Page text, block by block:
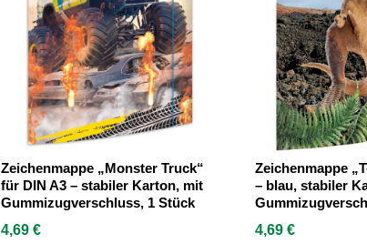
Zeichenmappe „Monster Truck“
für DIN A3 – stabiler Karton, mit
Gummizugverschluss, 1 Stück
4,69€
Zeichenmappe
– blau, stabiler
4,69€